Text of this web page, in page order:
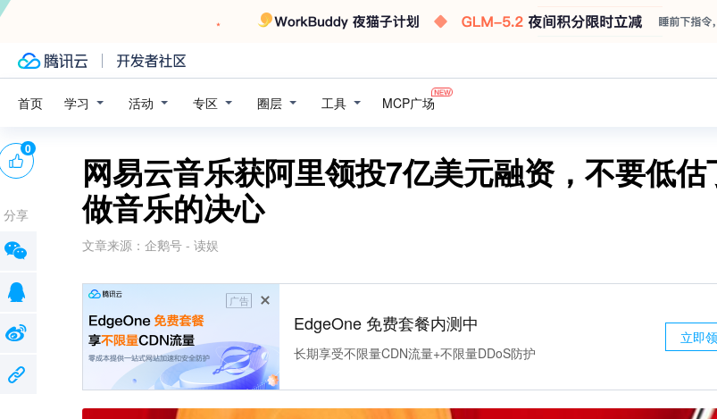
首页 学习 活动 专区 圈层 工具 MCP广场
网易云音乐获阿里领投7亿美元融资，不要低估
做音乐的决心
文章来源： 企鹅号 - 读娱
广告
EdgeOne 免费套餐内测中
长期享受不限量CDN流量+不限量DDoS防护
立即
0
分享